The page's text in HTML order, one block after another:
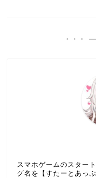
スマホゲームのスター
グ名を【すたーとあっ